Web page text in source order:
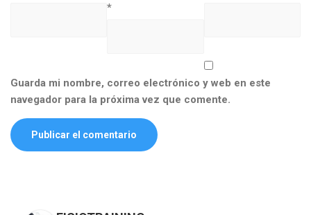
*
Guarda mi nombre, correo electrónico y web en este
navegador para la próxima vez que comente.